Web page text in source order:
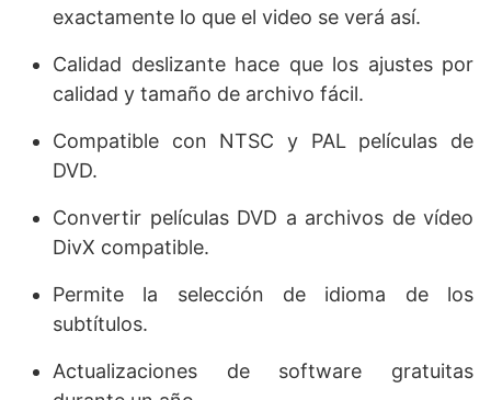
exactamente lo que el video se verá así.
Calidad deslizante hace que los ajustes por
calidad y tamaño de archivo fácil.
Compatible con NTSC y PAL películas de
DVD.
Convertir películas DVD a archivos de vídeo
DivX compatible.
Permite la selección de idioma de los
subtítulos.
Actualizaciones de software gratuitas